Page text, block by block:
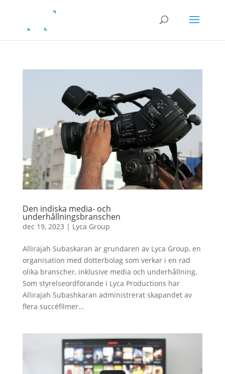
Den indiska media- och
underhållningsbranschen
dec 19, 2023 | Lyca Group
Allirajah Subaskaran är grundaren av Lyca Group, en
organisation med dotterbolag som verkar i en rad
olika branscher, inklusive media och underhållning.
Som styrelseordförande i Lyca Productions har
Allirajah Subashkaran administrerat skapandet av
flera succéfilmer...